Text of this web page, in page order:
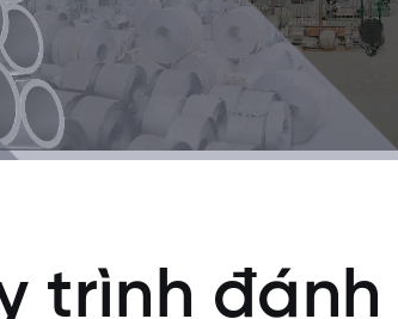
trình đánh